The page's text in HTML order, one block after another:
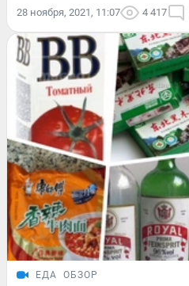
28 ноября, 2021, 11:07 4 417
ЕДА ОБЗОР